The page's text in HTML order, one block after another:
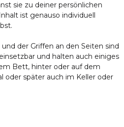
sie zu deiner persönlichen
ist genauso individuell
der Griffen an den Seiten sind
und halten auch einiges
Bett, hinter oder auf dem
oder später auch im Keller oder